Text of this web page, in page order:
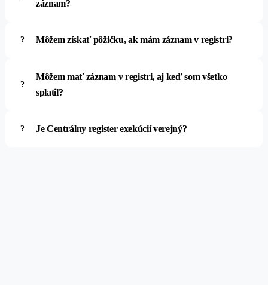
záznam?
Môžem získať pôžičku, ak mám záznam v registri?
Môžem mať záznam v registri, aj keď som všetko
splatil?
Je Centrálny register exekúcií verejný?